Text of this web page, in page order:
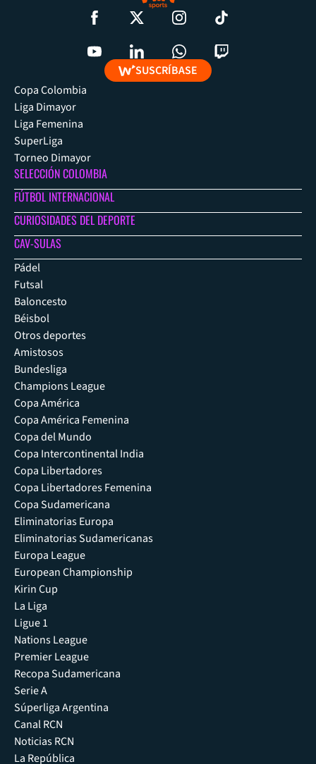
SUSCRÍBASE
Copa Colombia
Liga Dimayor
Liga Femenina
SuperLiga
Torneo Dimayor
SELECCIÓN COLOMBIA
FÚTBOL INTERNACIONAL
CURIOSIDADES DEL DEPORTE
CAV-SULAS
Pádel
Futsal
Baloncesto
Béisbol
Otros deportes
Amistosos
Bundesliga
Champions League
Copa América
Copa América Femenina
Copa del Mundo
Copa Intercontinental India
Copa Libertadores
Copa Libertadores Femenina
Copa Sudamericana
Eliminatorias Europa
Eliminatorias Sudamericanas
Europa League
European Championship
Kirin Cup
La Liga
Ligue 1
Nations League
Premier League
Recopa Sudamericana
Serie A
Súperliga Argentina
Canal RCN
Noticias RCN
La República